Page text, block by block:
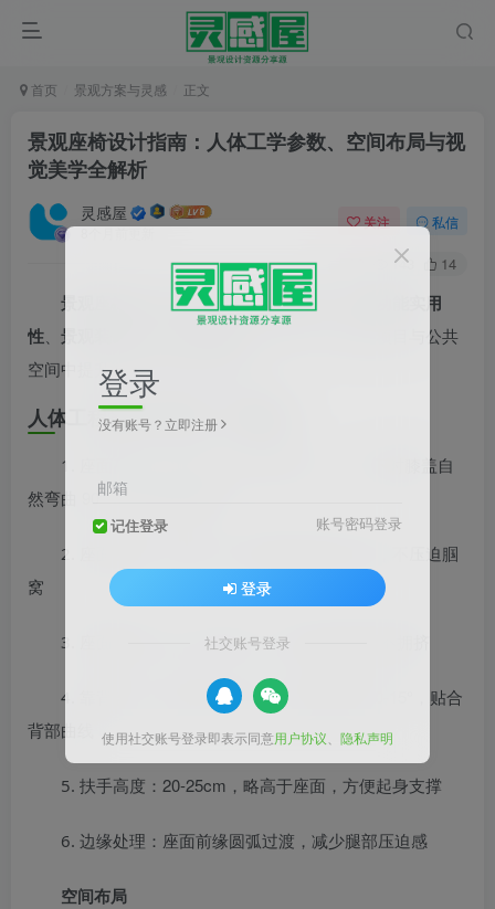
首页 景观方案与灵感 正文
景观座椅设计指南：人体工学参数、空间布局与视
觉美学全解析
灵感屋
8个月前更新
关注 私信
143 14
景观座椅是户外空间的核心休憩设施，兼具
实用
性
景观装饰性
三大价值，是文旅项目与公共
空间中提升游客体验的关键元素。
人体工程学核心参数（必遵循）
1. 座面高度：
40-45cm（最佳 42cm），坐下时膝盖自
然弯曲 90°，双脚平放地面
2. 座面深度：
42-50cm，确保大腿充分支撑，不压迫腘
窝
3. 座面宽度：单人 40-45cm，保证身体舒展不拥挤
4. 靠背设计：高度
40cm 左右，倾斜角度 10-15°，贴合
背部曲线
5. 扶手高度： 20-25cm，略高于座面，方便起身支撑
6. 边缘处理：座面前缘圆弧过渡，减少腿部压迫感
空间布局
登录
没有账号？立即注册
邮箱
记住登录 账号密码登录
登录
社交账号登录
使用社交账号登录即表示同意用户协议 隐私声明